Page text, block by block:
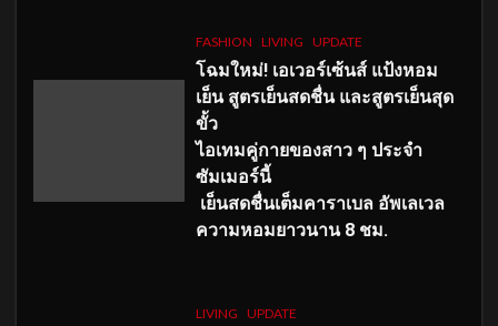
FASHION LIVING UPDATE
โฉมใหม่! เอเวอร์เซ้นส์ แป้งหอม
เย็น สูตรเย็นสดชื่น และสูตรเย็นสุด
ขั้ว
ไอเทมคู่กายของสาว ๆ ประจำ
ซัมเมอร์นี้
เย็นสดชื่นเต็มคาราเบล อัพเลเวล
ความหอมยาวนาน 8 ชม.
LIVING UPDATE